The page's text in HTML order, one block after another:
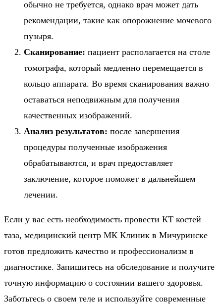
обычно не требуется, однако врач может дать
рекомендации, такие как опорожнение мочевого
пузыря.
Сканирование: пациент располагается на столе
томографа, который медленно перемещается в
кольцо аппарата. Во время сканирования важно
оставаться неподвижным для получения
качественных изображений.
Анализ результатов: после завершения
процедуры полученные изображения
обрабатываются, и врач предоставляет
заключение, которое поможет в дальнейшем
лечении.
Если у вас есть необходимость провести КТ костей
таза, медицинский центр МК Клиник в Мичуринске
готов предложить качество и профессионализм в
диагностике. Запишитесь на обследование и получите
точную информацию о состоянии вашего здоровья.
Заботьтесь о своем теле и используйте современные